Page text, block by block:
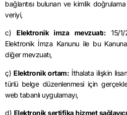
bağlantısı bulunan ve kimlik
veriyi,
c) Elektronik imza mevzuatı: 15/
Elektronik İmza Kanunu ile bu
diğer mevzuatı,
ç) Elektronik ortam: İthalata ilişkin
türlü belge düzenlenmesi için
web tabanlı uygulamayı,
d) Elektronik sertifika hizmet